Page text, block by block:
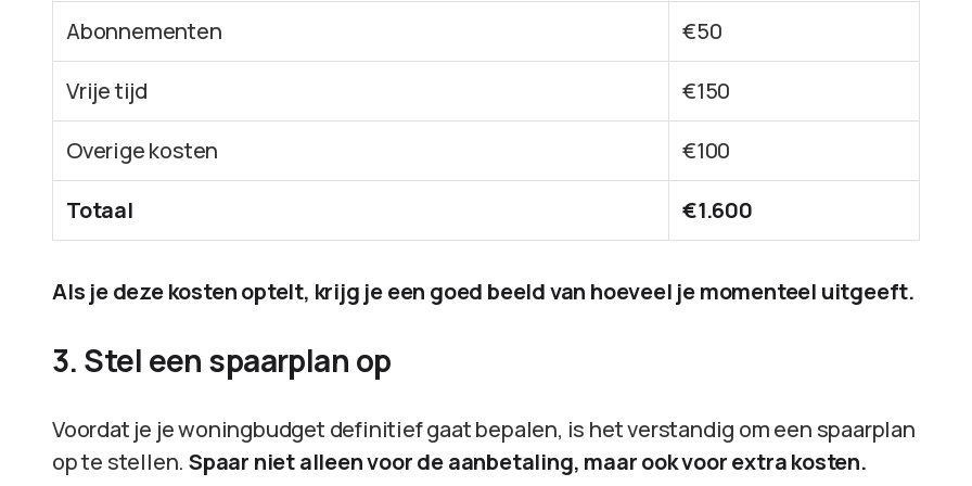
Abonnementen €50
Vrije tijd €150
Overige kosten €100
Totaal €1.600
Als je deze kosten optelt, krijg je een goed beeld van hoeveel je momenteel uitgeeft.
3. Stel een spaarplan op
Voordat je je woningbudget definitief gaat bepalen, is het verstandig om een spaarplan
op te stellen.Spaar niet alleen voor de aanbetaling, maar ook voor extra kosten.